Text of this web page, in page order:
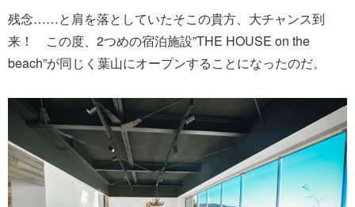
残念……と肩を落としていたそこの貴方、大チャンス到
来！ この度、2つめの宿泊施設”THE HOUSE on the
beach”が同じく葉山にオープンすることになったのだ。